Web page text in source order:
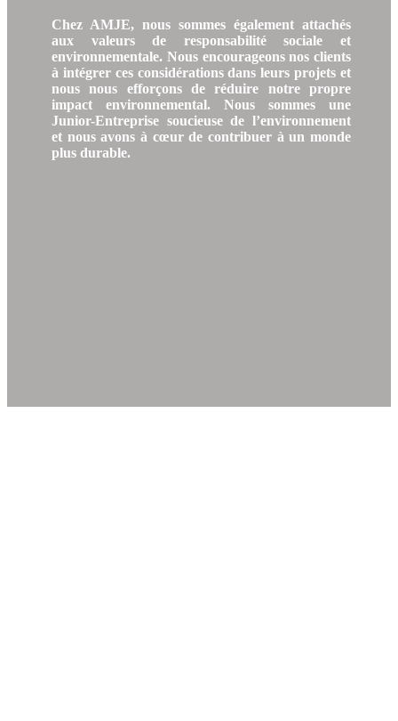
Chez AMJE, nous sommes également attachés
aux valeurs de responsabilité sociale et
environnementale. Nous encourageons nos clients
à intégrer ces considérations dans leurs projets et
nous nous efforçons de réduire notre propre
impact environnemental. Nous sommes une
Junior-Entreprise soucieuse de l’environnement
et nous avons à cœur de contribuer à un monde
plus durable.